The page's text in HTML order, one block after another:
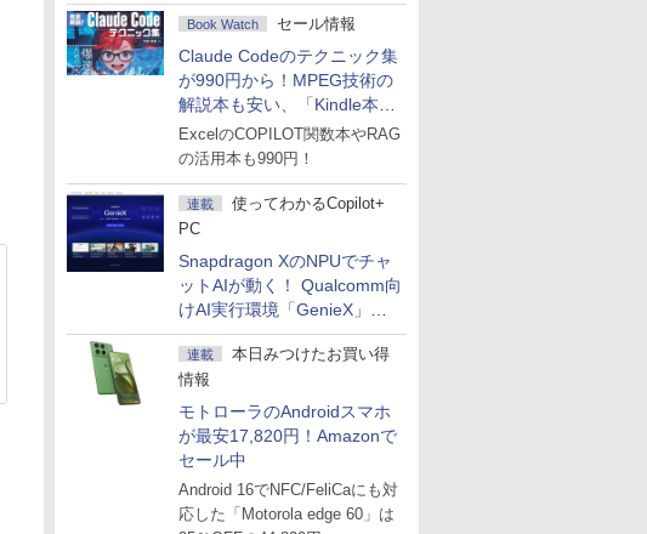
Book Watch セール情報
Claude Codeのテクニック集
が990円から！MPEG技術の
解説本も安い、「Kindle本サ
マーセール」第2弾開始！
ExcelのCOPILOT関数本やRAG
の活用本も990円！
連載
使ってわかるCopilot+
PC
Snapdragon XのNPUでチャ
ットAIが動く！ Qualcomm向
けAI実行環境「GenieX」を
試してみた
連載
本日みつけたお買い得
情報
モトローラのAndroidスマホ
が最安17,820円！Amazonで
セール中
Android 16でNFC/FeliCaにも対
応した「Motorola edge 60」は